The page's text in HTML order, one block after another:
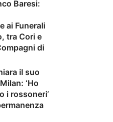
Baresi:
ai Funerali
tra Cori e
di
il suo
‘Ho
i rossoneri’